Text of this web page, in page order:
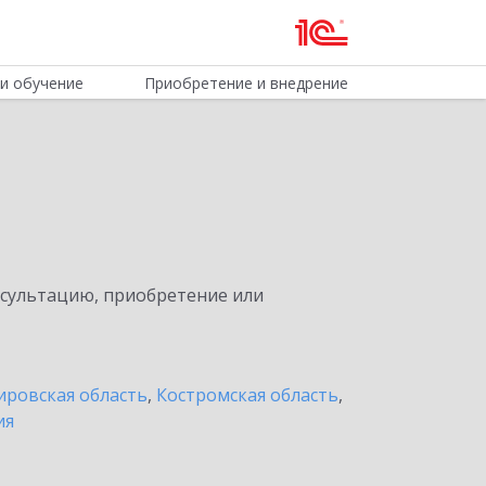
обучение Приобретение и внедрение
приобретение или
область, Костромская область,